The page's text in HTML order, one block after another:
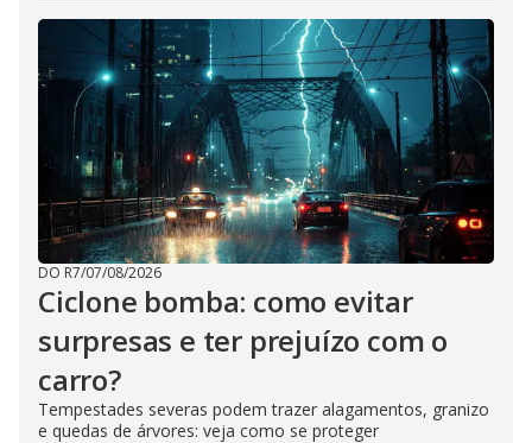
DO R7/07/08/2026
Ciclone bomba: como evitar
surpresas e ter prejuízo com o
carro?
Tempestades severas podem trazer alagamentos, granizo
e quedas de árvores: veja como se proteger